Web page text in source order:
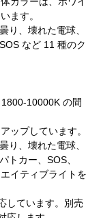
ます。
り、壊れた電球、
など 11 種のク
10000K の間
ップしています。
り、壊れた電球、
トカー、SOS、
イティブライトを
しています。別売